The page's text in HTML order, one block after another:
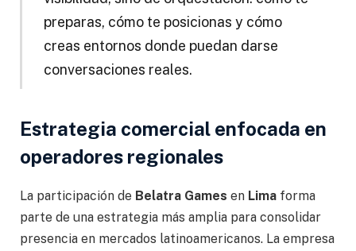
preparas, cómo te posicionas y cómo
creas entornos donde puedan darse
conversaciones reales.
Estrategia comercial enfocada en
operadores regionales
La participación de Belatra Games en Lima forma
parte de una estrategia más amplia para consolidar
presencia en mercados latinoamericanos. La empresa